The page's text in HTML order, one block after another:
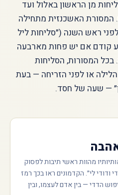
מן הראשון באלול ועד
המסורת האשכנזית מתחילה
ראש השנה (״סליחות ליל
קודם אם יש פחות מארבעה
המסורות, הסליחות
או לפני הזריחה — בעת
— שעה של חסד.
מהוות ראשי תיבות לפסוק
ודודי לי״. הקדמונים ראו בכך רמז
הדדי — בין אדם לעצמו, ובין